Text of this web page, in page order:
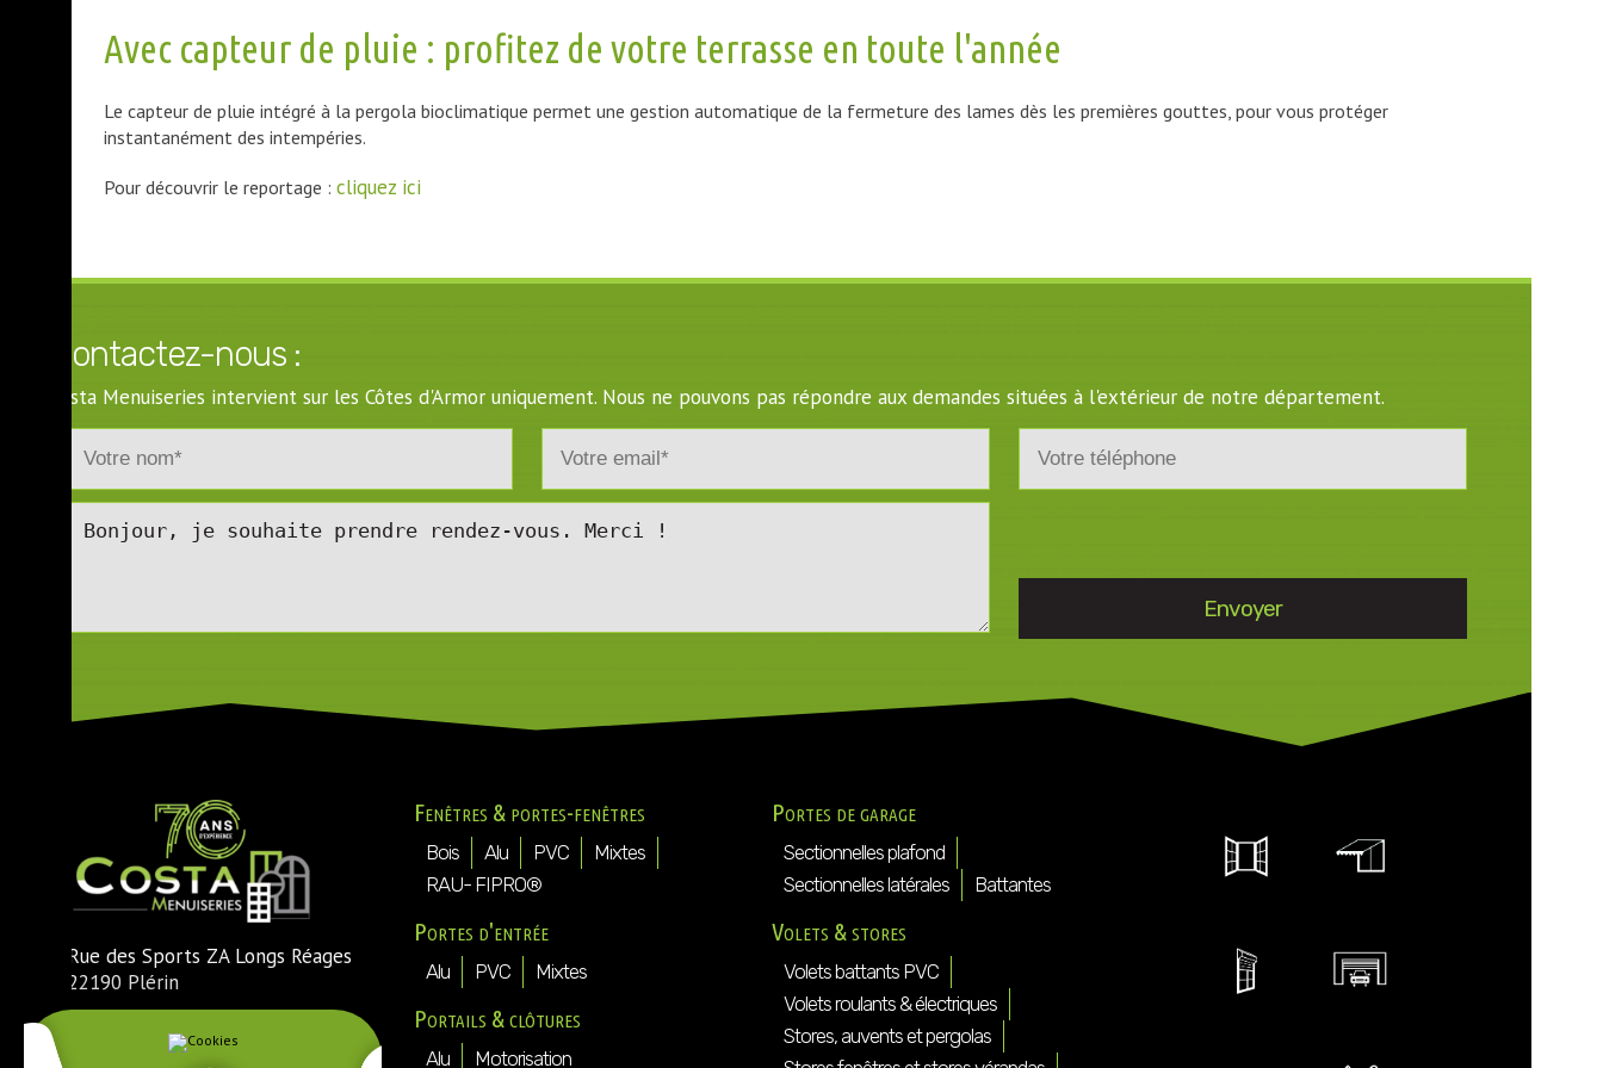
Avec capteur de pluie : profitez de votre terrasse en toute l'année
Le capteur de pluie intégré à la pergola bioclimatique permet une gestion automatique de la fermeture des lames dès les premières gouttes, pour vous protéger
instantanément des intempéries.
Pour découvrir le reportage : cliquez ici
Contactez-nous :
Costa Menuiseries intervient sur les Côtes d'Armor uniquement. Nous ne pouvons pas répondre aux demandes situées à l'extérieur de notre département.
Rue des Sports ZA Longs Réages
22190 Plérin
Tél. : 02 96 74 54 30
Fax : 02 96 74 73 25
Fenêtres & portes-fenêtres
Bois Alu PVC
Mixtes
RAU- FIPRO®
Portes d'entrée
Alu PVC Mixtes
Portails & clôtures
Alu Motorisation
Portes de garage
Sectionnelles plafond
Sectionnelles latérales
Battantes
Volets & stores
Volets battants PVC
Volets roulants & électriques
Stores, auvents et pergolas